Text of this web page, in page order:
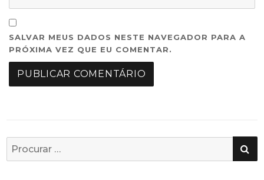
SALVAR MEUS DADOS NESTE NAVEGADOR PARA A
PRÓXIMA VEZ QUE EU COMENTAR.
Busca
por: